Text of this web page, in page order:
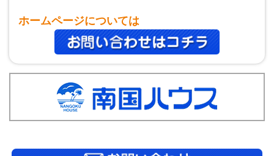
ホームページについては